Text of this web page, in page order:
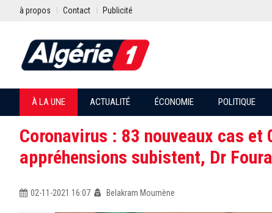
à propos Contact Publicité
À LA UNE ACTUALITÉ ÉCONOMIE POLITIQUE
Coronavirus : 83 nouveaux cas
appréhensions subistent, Dr
02-11-2021 16:07 Belakram Moumène